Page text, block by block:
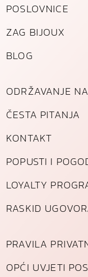
POSLOVNICE
ZAG BIJOUX
BLOG
ODRŽAVANJE
ČESTA PITANJA
KONTAKT
POPUSTI I
LOYALTY
RASKID
PRAVILA
OPĆI UVJETI